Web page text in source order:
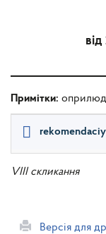
Примітки:
VIII скликання
Версія для